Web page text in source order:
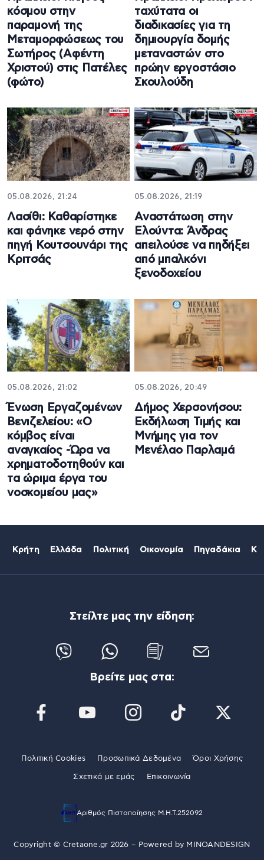
κόσμου στην
παραμονή της
Μεταμορφώσεως του
Σωτήρος (Αφέντη
Χριστού) στις Πατέλες
(φώτο)
ταχύτατα οι
διαδικασίες για τη
δημιουργία δομής
μεταναστών στο
πρώην εργοστάσιο
Σκουλούδη
05.08.2026, 21:24
Λασίθι: Καθαρίστηκε
και φάνηκε νερό στην
πηγή Κουτσουνάρι της
Κριτσάς
05.08.2026, 21:19
Αναστάτωση στην
Ελούντα: Άνδρας
απειλούσε να πηδήξει
από μπαλκόνι
ξενοδοχείου
05.08.2026, 21:02
Ένωση Εργαζομένων
Βενιζελείου: «Ο
κόμβος είναι
αναγκαίος -Ώρα να
χρηματοδοτηθούν και
τα ώριμα έργα του
νοσκομείου μας»
05.08.2026, 20:49
Δήμος Χερσονήσου:
Εκδήλωση Τιμής και
Μνήμης για τον
Μενέλαο Παρλαμά
Κρήτη Ελλάδα Πολιτική Οικονομία Πηγαδάκια
Στείλτε μας την είδηση:
Βρείτε μας στα:
Πολιτική Cookies Προσωπικά Δεδομένα Όροι Χρήσης
Σχετικά με εμάς Επικοινωνία
Αριθμός Πιστοποίησης Μ.Η.Τ.252092
Copyright © Cretaone.gr 2026 – Powered by MINOANDESIGN